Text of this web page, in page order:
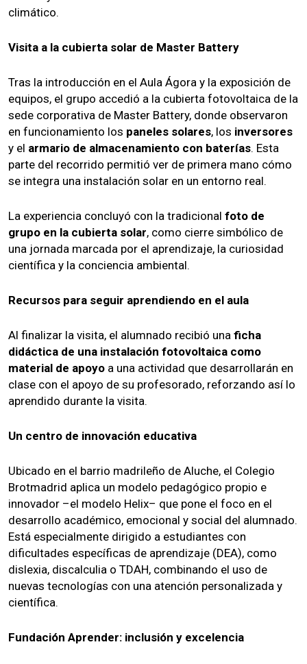
climático.
Visita a la cubierta solar de Master Battery
Tras la introducción en el Aula Ágora y la exposición de
equipos, el grupo accedió a la cubierta fotovoltaica de la
sede corporativa de Master Battery, donde observaron
en funcionamiento los paneles solares, los inversores
y el armario de almacenamiento con baterías. Esta
parte del recorrido permitió ver de primera mano cómo
se integra una instalación solar en un entorno real.
La experiencia concluyó con la tradicional foto de
grupo en la cubierta solar, como cierre simbólico de
una jornada marcada por el aprendizaje, la curiosidad
científica y la conciencia ambiental.
Recursos para seguir aprendiendo en el aula
Al finalizar la visita, el alumnado recibió una ficha
didáctica de una instalación fotovoltaica como
material de apoyo a una actividad que desarrollarán en
clase con el apoyo de su profesorado, reforzando así lo
aprendido durante la visita.
Un centro de innovación educativa
Ubicado en el barrio madrileño de Aluche, el Colegio
Brotmadrid aplica un modelo pedagógico propio e
innovador –el modelo Helix– que pone el foco en el
desarrollo académico, emocional y social del alumnado.
Está especialmente dirigido a estudiantes con
dificultades específicas de aprendizaje (DEA), como
dislexia, discalculia o TDAH, combinando el uso de
nuevas tecnologías con una atención personalizada y
científica.
Fundación Aprender: inclusión y excelencia